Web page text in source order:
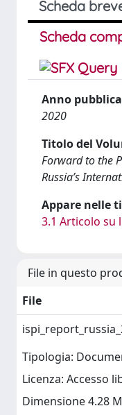
Scheda
Scheda
Anno
2020
Titolo del
Forward to the
Russia’s
Appare nelle
3.1 Articolo su
File in questo
File
Tipologia:
Licenza: Accesso
Dimensione 4.28